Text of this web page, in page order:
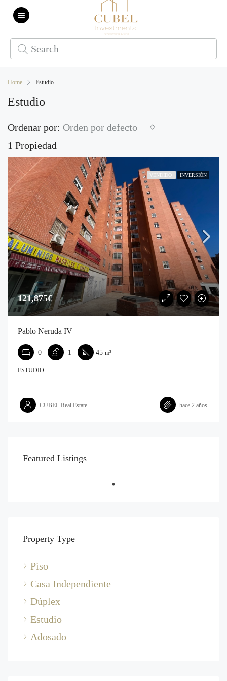
Home Estudio
Estudio
1 Propiedad
Ordenar por: Orden por defecto
VENDIDO INVERSIÓN
121,875€‎
Pablo Neruda IV
0 1 45 m²
ESTUDIO
CUBEL Real Estate hace 2 años
Featured Listings
Property Type
Piso
Casa Independiente
Dúplex
Estudio
Adosado